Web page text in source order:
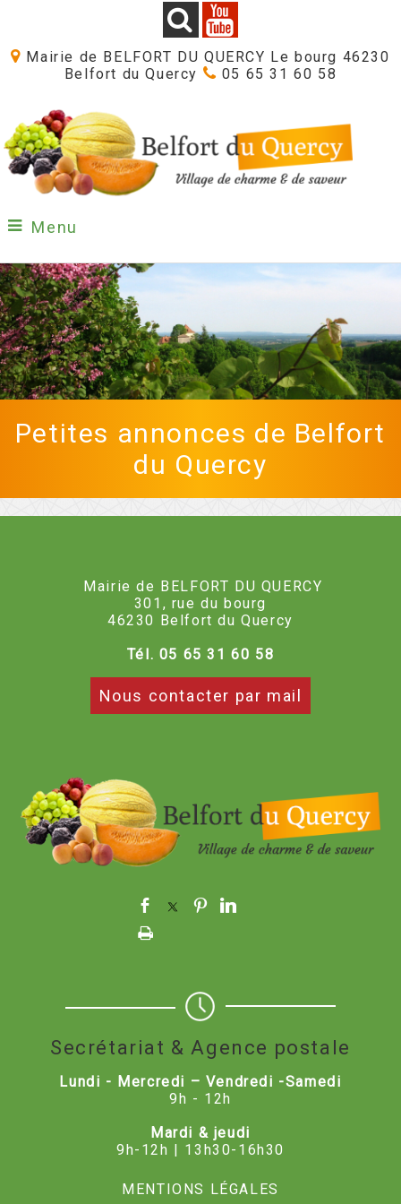
Mairie de BELFORT DU QUERCY Le bourg 46230
Belfort du Quercy
05 65 31 60 58
Menu
Petites annonces de Belfort
du Quercy
Mairie de BELFORT DU QUERCY
301, rue du bourg
46230 Belfort du Quercy
Tél. 05 65 31 60 58
Nous contacter par mail
Secrétariat & Agence postale
Lundi - Mercredi – Vendredi -Samedi
9h - 12h
Mardi & jeudi
9h-12h | 13h30-16h30
MENTIONS LÉGALES